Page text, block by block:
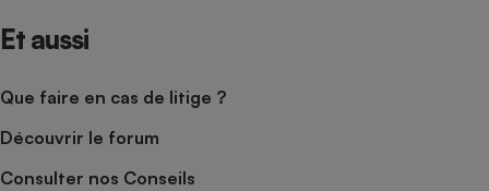
Et aussi
Que faire en cas de litige ?
Découvrir le forum
Consulter nos Conseils